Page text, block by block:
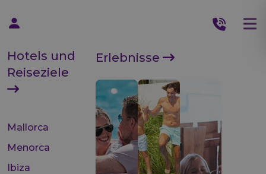
Hotels und
Reiseziele
Mallorca
Menorca
Ibiza
Erlebnisse